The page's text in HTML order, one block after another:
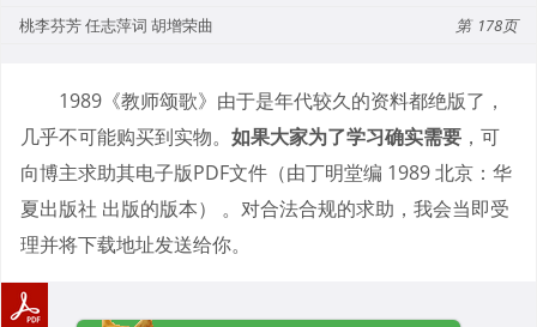
桃李芬芳 任志萍词 胡增荣曲
178
1989《教师颂歌》由于是年代较久的资料都绝版了，
几乎不可能购买到实物。 如果大家为了学习确实需要 ，可
向博主求助其电子版PDF文件（由丁明堂编 1989 北京：华
夏出版社 出版的版本） 。对合法合规的求助，我会当即受
理并将下载地址发送给你。